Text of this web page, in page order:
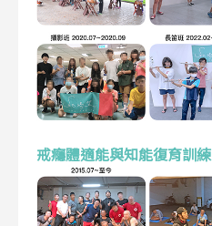
戒癮體適能與知能復育訓練